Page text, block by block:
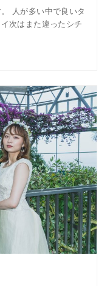
人が多い中で良いタ
はまた違ったシチ